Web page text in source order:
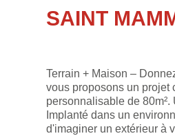
SAINT
Terrain + Maison –
vous proposons un projet
personnalisable de
Implanté dans un
d'imaginer un extérieur à